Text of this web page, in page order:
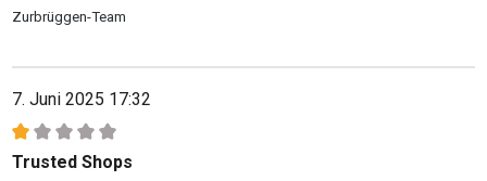
Zurbrüggen-Team
7. Juni 2025 17:32
Bewertung mit 1 von 5 Sternen
Trusted Shops